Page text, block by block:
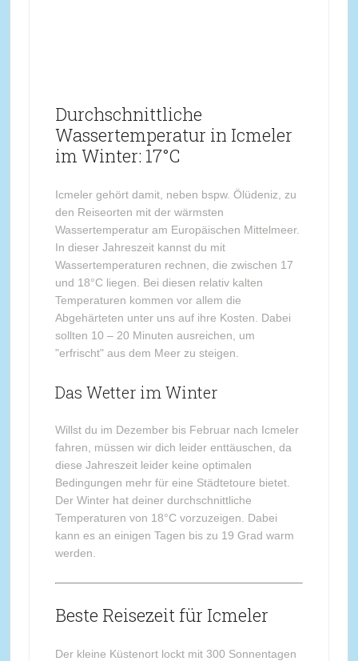
Durchschnittliche
Wassertemperatur in Icmeler
im Winter: 17°C
Icmeler gehört damit, neben bspw. Ölüdeniz, zu
den Reiseorten mit der wärmsten
Wassertemperatur am Europäischen Mittelmeer.
In dieser Jahreszeit kannst du mit
Wassertemperaturen rechnen, die zwischen 17
und 18°C liegen. Bei diesen relativ kalten
Temperaturen kommen vor allem die
Abgehärteten unter uns auf ihre Kosten. Dabei
sollten 10 – 20 Minuten ausreichen, um
"erfrischt" aus dem Meer zu steigen.
Das Wetter im Winter
Willst du im Dezember bis Februar nach Icmeler
fahren, müssen wir dich leider enttäuschen, da
diese Jahreszeit leider keine optimalen
Bedingungen mehr für eine Städtetoure bietet.
Der Winter hat deiner durchschnittliche
Temperaturen von 18°C vorzuzeigen. Dabei
kann es an einigen Tagen bis zu 19 Grad warm
werden.
Beste Reisezeit für Icmeler
Der kleine Küstenort lockt mit 300 Sonnentagen